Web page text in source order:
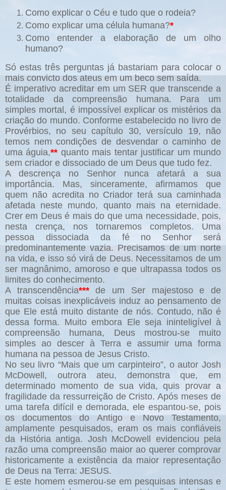
Como explicar o Céu e tudo que o rodeia?
Como explicar uma célula humana?*
Como entender a elaboração de um olho
humano?
Só estas três perguntas já bastariam para colocar o
mais convicto dos ateus em um beco sem saída.
É imperativo acreditar em um SER que transcende a
totalidade da compreensão humana. Para um
simples mortal, é impossível explicar os mistérios da
criação do mundo. Conforme estabelecido no livro de
Provérbios, no seu capítulo 30, versículo 19, não
temos nem condições de desvendar o caminho de
uma águia,** quanto mais tentar justificar um mundo
sem criador e dissociado de um Deus que tudo fez.
A descrença no Senhor nunca afetará a sua
importância. Mas, sinceramente, afirmamos que
quem não acredita no Criador terá sua caminhada
afetada neste mundo, quanto mais na eternidade.
Crer em Deus é mais do que uma necessidade, pois,
nesta crença, nos tornaremos completos. Uma
pessoa dissociada da fé no Senhor será
predominantemente vazia. Precisamos de um norte
na vida, e isso só virá de Deus. Necessitamos de um
ser magnânimo, amoroso e que ultrapassa todos os
limites do conhecimento.
A transcendência***de um Ser majestoso e de
muitas coisas inexplicáveis induz ao pensamento de
que Ele está muito distante de nós. Contudo, não é
dessa forma. Muito embora Ele seja ininteligível à
compreensão humana, Deus mostrou-se muito
simples ao descer à Terra e assumir uma forma
humana na pessoa de Jesus Cristo.
No seu livro “Mais que um carpinteiro”, o autor Josh
McDowell, outrora ateu, demonstra que, em
determinado momento de sua vida, quis provar a
fragilidade da ressurreição de Cristo. Após meses de
uma tarefa difícil e demorada, ele espantou-se, pois
os documentos do Antigo e Novo Testamento,
amplamente pesquisados, eram os mais confiáveis
da História antiga. Josh McDowell evidenciou pela
razão uma compreensão maior ao querer comprovar
historicamente a existência da maior representação
de Deus na Terra: JESUS.
E este homem esmerou-se em pesquisas intensas e